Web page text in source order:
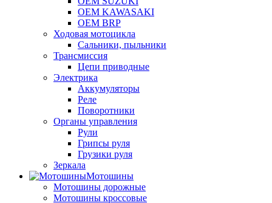
OEM KAWASAKI
OEM BRP
Ходовая мотоцикла
Сальники, пыльники
Трансмиссия
Цепи приводные
Электрика
Аккумуляторы
Реле
Поворотники
Органы управления
Рули
Грипсы руля
Грузики руля
Зеркала
Мотошины
Мотошины дорожные
Мотошины кроссовые